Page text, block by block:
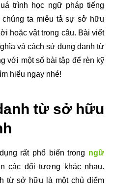
trình học ngữ pháp tiếng
ta miêu tả sự sở hữu
hoặc vật trong câu. Bài viết
và cách sử dụng danh từ
với một số bài tập để rèn kỹ
hiểu ngay nhé!
từ sở hữu
rất phổ biến trong ngữ
các đối tượng khác nhau.
từ sở hữu là một chủ điểm